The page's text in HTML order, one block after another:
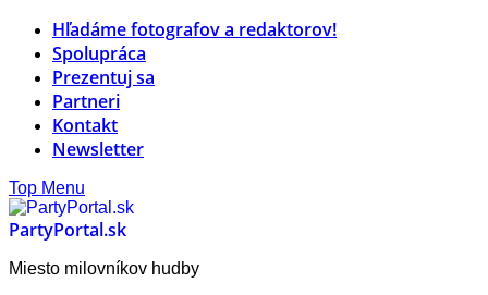
Hľadáme fotografov a redaktorov!
Spolupráca
Prezentuj sa
Partneri
Kontakt
Newsletter
Top Menu
PartyPortal.sk
Miesto milovníkov hudby